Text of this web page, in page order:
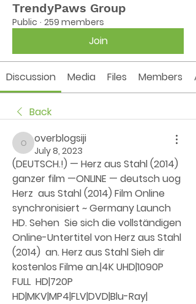
TrendyPaws Group
Public · 259 members
Join
Discussion Media Files Members
Back
overblogsiji
overblogsiji
July 8, 2023
(DEUTSCH.!) — Herz aus Stahl (2014)
ganzer film —ONLINE — deutsch uog
Herz  aus Stahl (2014) Film Online
synchronisiert ~ Germany Launch
HD. Sehen  Sie sich die vollständigen
Online-Untertitel von Herz aus Stahl
(2014)  an. Herz aus Stahl Sieh dir
kostenlos Filme an.|4K UHD|1090P
FULL  HD|720P
HD|MKV|MP4|FLV|DVD|Blu-Ray|